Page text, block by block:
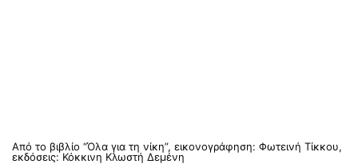
Από το βιβλίο “Όλα για τη νίκη”, εικονογράφηση: Φωτεινή Τίκκου,
εκδόσεις: Κόκκινη Κλωστή Δεμένη